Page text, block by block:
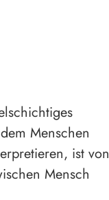
Menschen
ist von
Mensch